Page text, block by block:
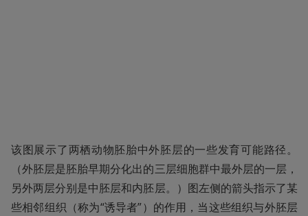
该图展示了两栖动物胚胎中外胚层的一些发育可能路径。
（外胚层是胚胎早期分化出的三层细胞群中最外层的一层，
另外两层分别是中胚层和内胚层。）图左侧的箭头指示了某
些相邻组织（称为“诱导者”）的作用，当这些组织与外胚层